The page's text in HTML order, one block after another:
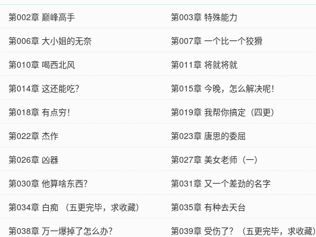
第002章 巅峰高手 第003章 特殊能力
第006章 大小姐的无奈 第007章 一个比一个狡猾
第010章 喝西北风 第011章 将就将就
第014章 这还能吃？ 第015章 今晚，怎么解决呢！
第018章 有点穷！ 第019章 我帮你搞定（四更）
第022章 杰作 第023章 唐思的委屈
第026章 凶器 第027章 美女老师（一）
第030章 他算啥东西？ 第031章 又一个差劲的名字
第034章 白痴 （五更完毕，求收藏） 第035章 有种去天台
第038章 万一爆掉了怎么办？ 第039章 受伤了？（五更完毕，求收藏）